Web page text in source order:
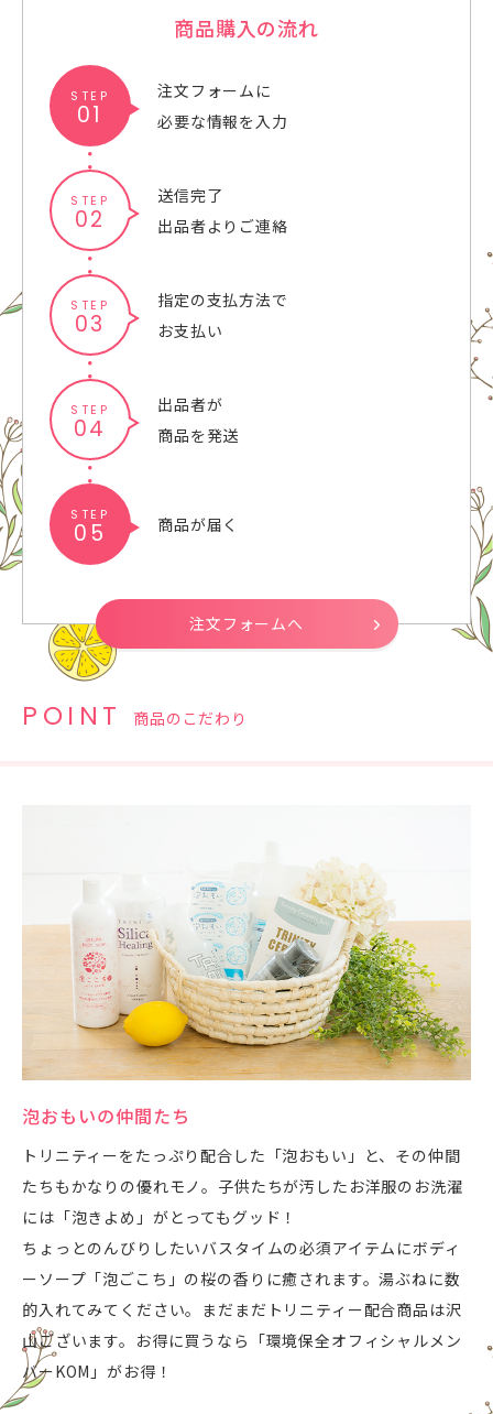
商品購入の流れ
STEP
01
注文フォームに
必要な情報を入力
STEP
02
送信完了
出品者よりご連絡
STEP
03
指定の支払方法で
お支払い
STEP
04
出品者が
商品を発送
STEP
05 商品が届く
注文フォームへ
POINT 商品のこだわり
泡おもいの仲間たち
トリニティーをたっぷり配合した「泡おもい」と、その仲間
たちもかなりの優れモノ。子供たちが汚したお洋服のお洗濯
には「泡きよめ」がとってもグッド！
ちょっとのんびりしたいバスタイムの必須アイテムにボディ
ーソープ「泡ごこち」の桜の香りに癒されます。湯ぶねに数
的入れてみてください。まだまだトリニティー配合商品は沢
山ございます。お得に買うなら「環境保全オフィシャルメン
バーKOM」がお得！